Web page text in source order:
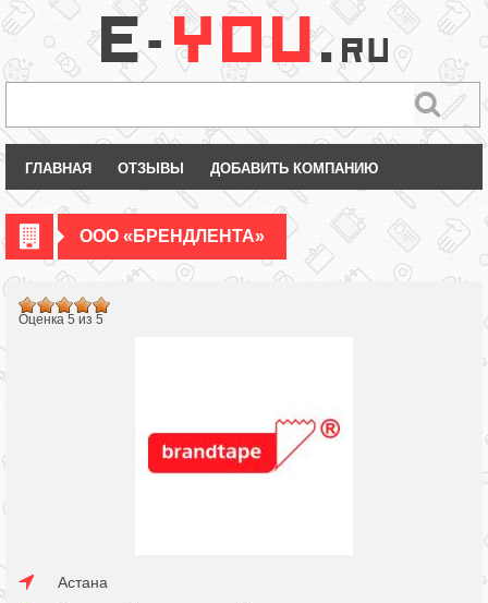
ГЛАВНАЯ ОТЗЫВЫ ДОБАВИТЬ КОМПАНИЮ
ООО «БРЕНДЛЕНТА»
Оценка 5 из 5
Астана